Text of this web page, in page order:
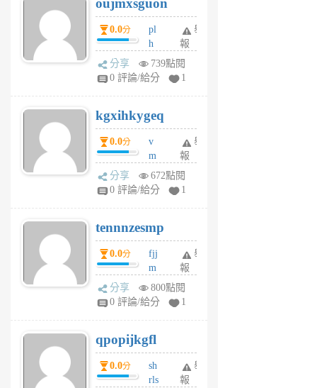
個
月
前
個
月
前
oujmxsguon
0.0分
pl
h
wi
w
6
個
月
前
舉
報
分享
739點閱
0 評論/給分
1
kgxihkygeq
0.0分
v
m
sg
sr
6
個
月
前
舉
報
分享
672點閱
0 評論/給分
1
tennnzesmp
0.0分
fjj
m
w
rs
6
個
月
前
舉
報
分享
800點閱
0 評論/給分
1
qpopijkgfl
0.0分
sh
rls
舉
報